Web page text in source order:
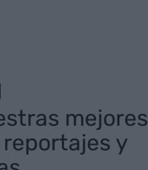
mejores
y